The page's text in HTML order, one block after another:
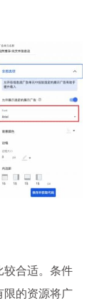
较合适。条件
限的资源将广